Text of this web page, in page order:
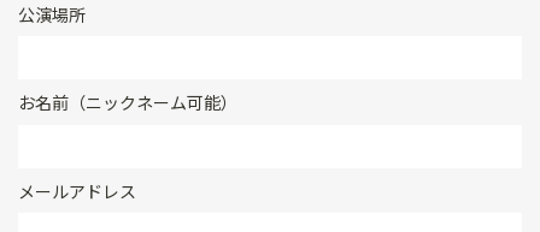
公演場所
お名前（ニックネーム可能）
メールアドレス